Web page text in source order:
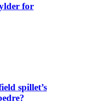
for
spillet’s